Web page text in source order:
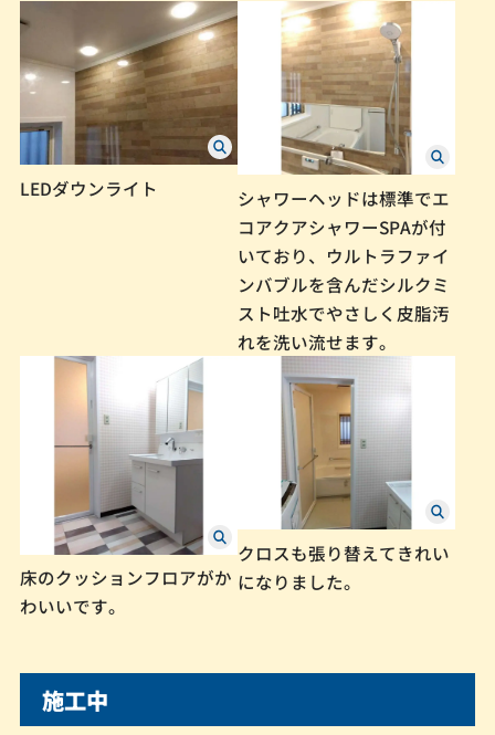
LEDダウンライト
シャワーヘッドは標準でエ
コアクアシャワーSPAが付
いており、ウルトラファイ
ンバブルを含んだシルクミ
スト吐水でやさしく皮脂汚
れを洗い流せます。
床のクッションフロアがか
わいいです。
クロスも張り替えてきれい
になりました。
施工中